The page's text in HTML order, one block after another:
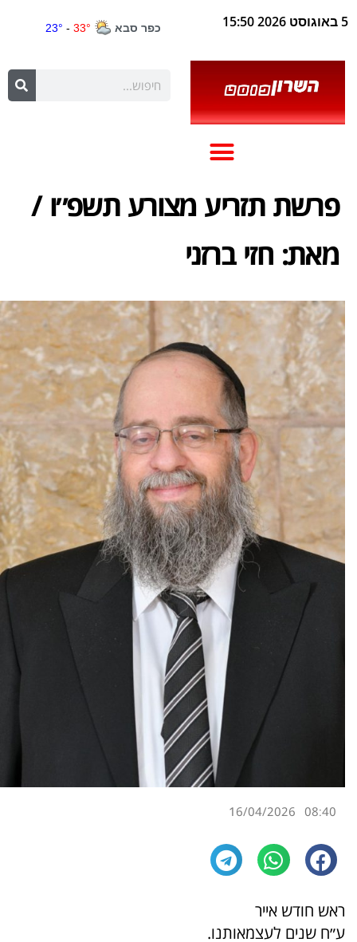
5 באוגוסט 2026 15:50
פרשת תזריע מצורע תשפ״ו /
מאת: חזי ברזני
08:40
16/04/2026
ראש חודש אייר
ע״ח שנים לעצמאותנו.